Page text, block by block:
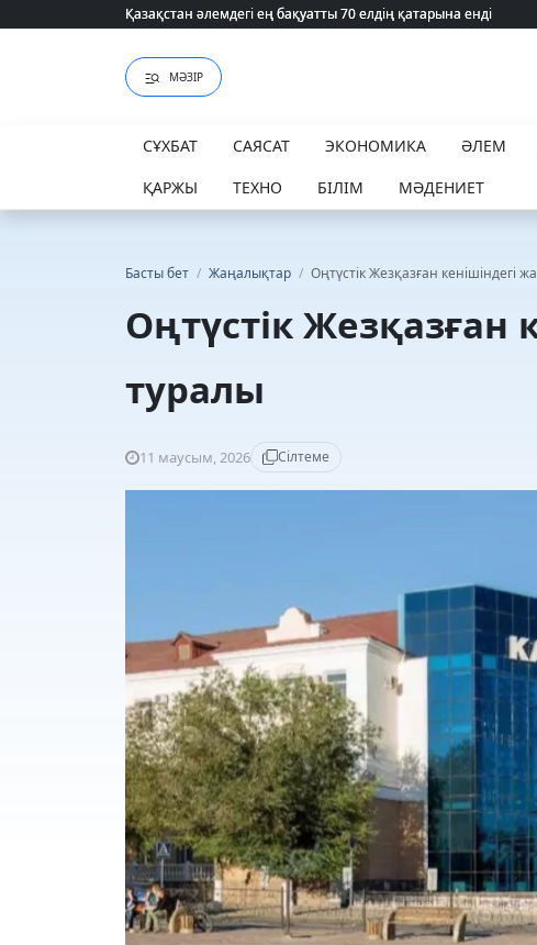
Қазақстан әлемдегі ең бақуатты 70 елдің қатарына енді
Қазақстан әлемдегі ең бақуатты 70 елдің қатарына енді
МӘЗІР
СҰХБАТ САЯСАТ ЭКОНОМИКА ӘЛЕМ
ҚАРЖЫ
ТЕХНО БІЛІМ МӘДЕНИЕТ
Басты бет / Жаңалықтар / Оңтүстік Жезқазған кенішіндегі
Оңтүстік Жезқазған
туралы
11 маусым, 2026 Сілтеме